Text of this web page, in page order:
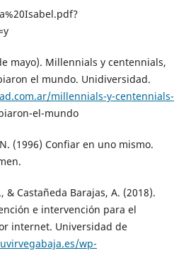
mayo). Millennials y centennials,
el mundo. Unidiversidad.
millennials-y-centennials-
el-mundo
(1996) Confiar en uno mismo.
& Castañeda Barajas, A. (2018).
e intervención para el
internet. Universidad de
wp-